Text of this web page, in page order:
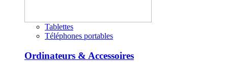
Tablettes
Téléphones portables
Ordinateurs & Accessoires